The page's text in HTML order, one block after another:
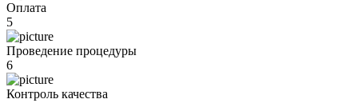
Оплата
5
Проведение процедуры
6
Контроль качества